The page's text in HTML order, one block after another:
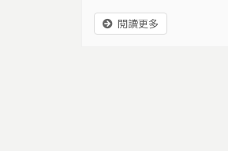
戰國時代，目前還留有
廓，不過人口老化與外
閱讀更多